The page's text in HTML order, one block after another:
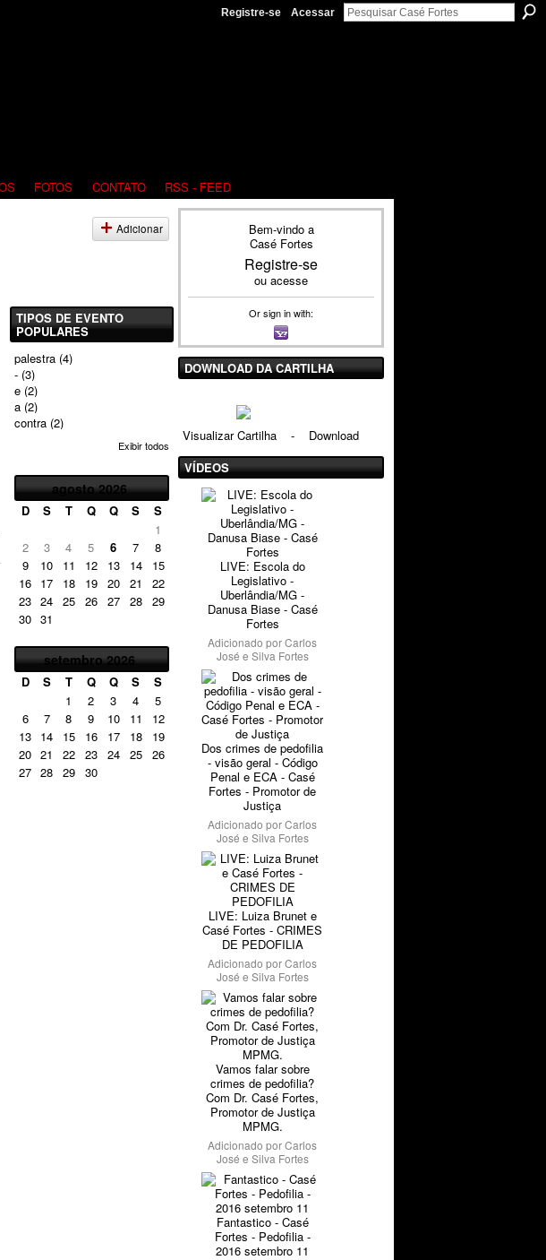
Registre-se Acessar
FOTOS CONTATO RSS - FEED
Adicionar
TIPOS DE EVENTO
POPULARES
palestra (4)
- (3)
e (2)
a (2)
contra (2)
Exibir todos
agosto 2026
D S T Q Q S
S
1
2
3 4 5 6 7
8
9
10 11 12 13 14
15
16 17 18 19 20 21
22
23 24 25 26 27 28
29
30 31
setembro 2026
D S T Q Q S
S
1
2 3 4
5
6
7 8 9 10 11
12
13 14 15 16 17 18
19
20 21 22 23 24 25
26
27 28 29 30
Bem-vindo a
Casé Fortes
Registre-se
ou acesse
Or sign in with:
DOWNLOAD DA CARTILHA
Visualizar Cartilha - Download
VÍDEOS
LIVE: Escola do
Legislativo -
Uberlândia/MG -
Danusa Biase - Casé
Fortes
Adicionado porCarlos
José e Silva Fortes
Dos crimes de pedofilia
- visão geral - Código
Penal e ECA - Casé
Fortes - Promotor de
Justiça
Adicionado porCarlos
José e Silva Fortes
LIVE: Luiza Brunet e
Casé Fortes - CRIMES
DE PEDOFILIA
Adicionado porCarlos
José e Silva Fortes
Vamos falar sobre
crimes de pedofilia?
Com Dr. Casé Fortes,
Promotor de Justiça
MPMG.
Adicionado porCarlos
José e Silva Fortes
Fantastico - Casé
Fortes - Pedofilia -
2016 setembro 11